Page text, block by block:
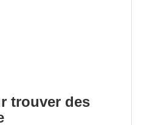
trouver des